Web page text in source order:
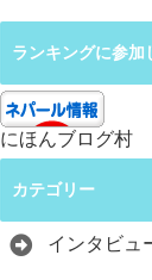
ランキングに参加
にほんブログ村
カテゴリー
インタビュ